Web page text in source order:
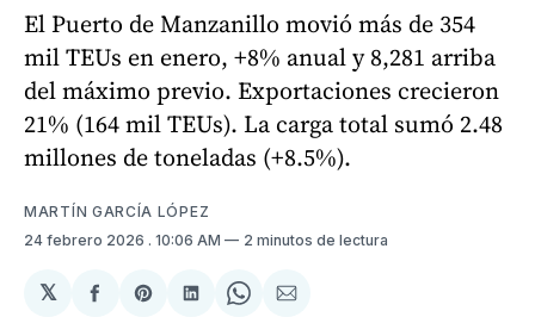
El Puerto de Manzanillo movió más de 354
mil TEUs en enero, +8% anual y 8,281 arriba
del máximo previo. Exportaciones crecieron
21% (164 mil TEUs). La carga total sumó 2.48
millones de toneladas (+8.5%).
MARTÍN GARCÍA LÓPEZ
24 febrero 2026 . 10:06 AM 2 minutos de lectura
𝕏
Compartir
ShareCompartir
ShareCompartir